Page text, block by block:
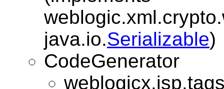
java.io.Serializable)
CodeGenerator